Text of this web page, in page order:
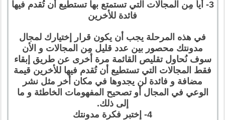
3- أياً مِن المجالات التي تستمتع بها تستطيع أن تُقدم فيها
فائدة للأخرين
في هذه المرحلة يجب أن يكون قرار إختيارك لمجال
مدونتك محصور بين عدد قليل مِن المجالات و الأن
سوف نُحاول تقليص القائمة مرة أخرى عن طريق إبقاء
فقط المجالات التي تستطيع أن تُقدم فيها للأخرين قيمة
مضافة و فائدة لن يجدوها في مكان أخر مثل نشر
الوعي في المجال أو تصحيح المفهومات الخاطئة و ما
إلى ذلك.
4- إختبر فكرة مدونتك